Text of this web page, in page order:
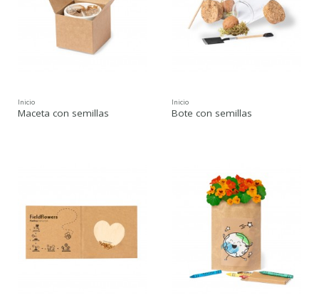
Inicio
Maceta con semillas
Inicio
Bote con semillas